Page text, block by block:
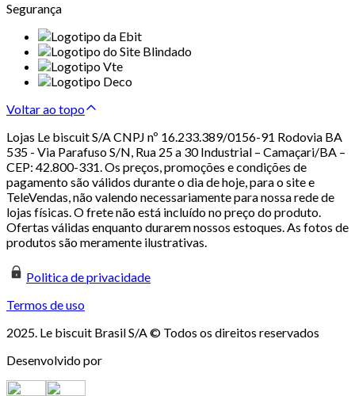
Segurança
Voltar ao topo
Lojas Le biscuit S/A CNPJ nº 16.233.389/0156-91 Rodovia BA
535 - Via Parafuso S/N, Rua 25 a 30 Industrial – Camaçari/BA –
CEP: 42.800-331. Os preços, promoções e condições de
pagamento são válidos durante o dia de hoje, para o site e
TeleVendas, não valendo necessariamente para nossa rede de
lojas físicas. O frete não está incluído no preço do produto.
Ofertas válidas enquanto durarem nossos estoques. As fotos de
produtos são meramente ilustrativas.
Politica de privacidade
Termos de uso
2025. Le biscuit Brasil S/A © Todos os direitos reservados
Desenvolvido por